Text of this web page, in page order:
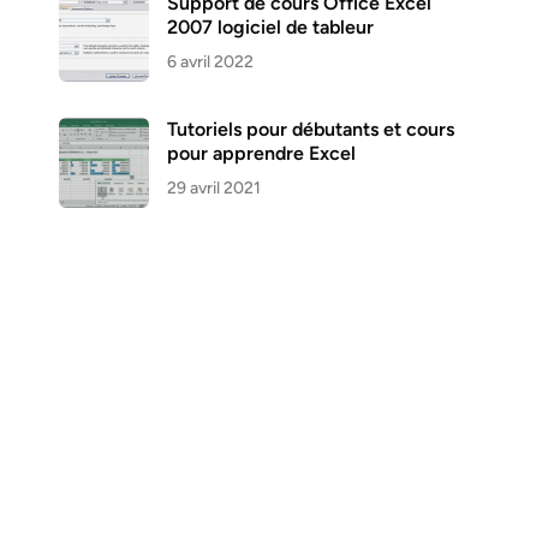
2007 logiciel de tableur
6 avril 2022
Tutoriels pour débutants et cours
pour apprendre Excel
29 avril 2021